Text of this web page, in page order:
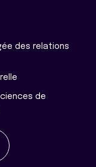
des relations
de